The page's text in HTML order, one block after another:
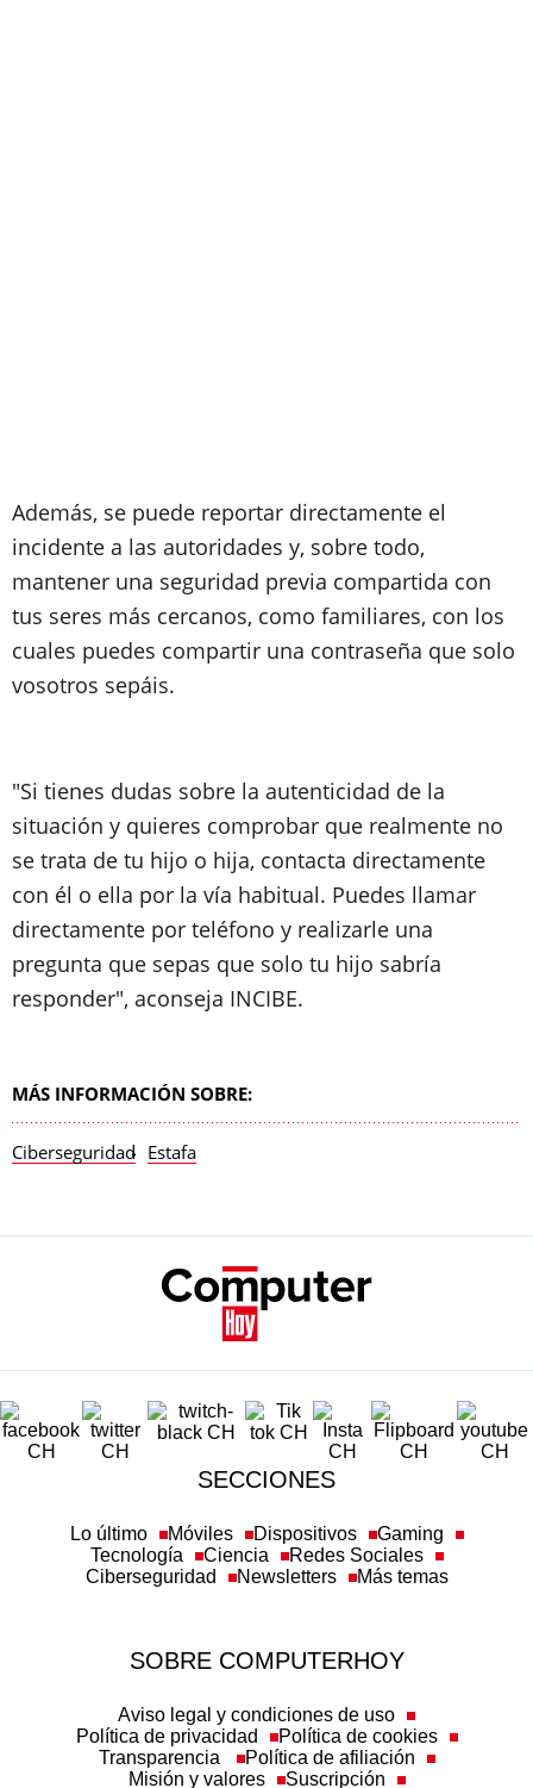
Además, se puede reportar directamente el
incidente a las autoridades y, sobre todo,
mantener una seguridad previa compartida con
tus seres más cercanos, como familiares, con los
cuales puedes compartir una contraseña que solo
vosotros sepáis.
"Si tienes dudas sobre la autenticidad de la
situación y quieres comprobar que realmente no
se trata de tu hijo o hija, contacta directamente
con él o ella por la vía habitual. Puedes llamar
directamente por teléfono y realizarle una
pregunta que sepas que solo tu hijo sabría
responder", aconseja INCIBE.
MÁS INFORMACIÓN SOBRE:
Ciberseguridad Estafa
SECCIONES
Lo último Móviles Dispositivos
Gaming
Tecnología
Ciencia
Redes Sociales
Ciberseguridad
Newsletters Más temas
SOBRE COMPUTERHOY
Aviso legal y condiciones de uso
Política de privacidad
Política de cookies
Transparencia
Política de afiliación
Misión y valores
Suscripción